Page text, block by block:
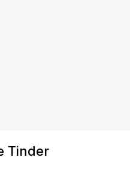
Tinder